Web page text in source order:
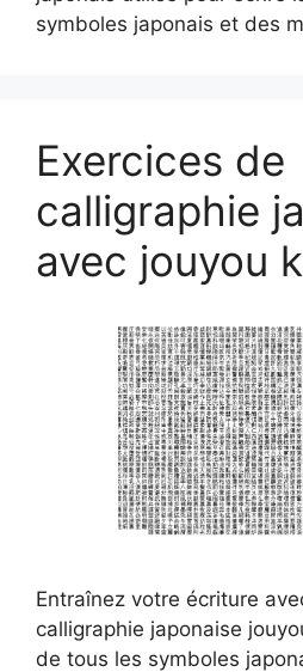
symboles japonais et des
Exercices de
calligraphie
avec jouyou
Entraînez votre écriture
calligraphie japonaise
de tous les symboles